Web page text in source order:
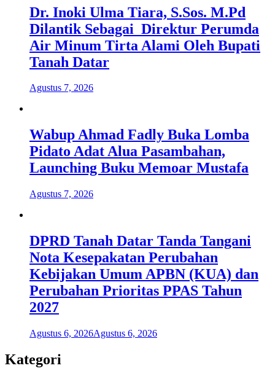
Dr. Inoki Ulma Tiara, S.Sos. M.Pd
Dilantik Sebagai Direktur Perumda
Air Minum Tirta Alami Oleh Bupati
Tanah Datar
Agustus 7, 2026
Wabup Ahmad Fadly Buka Lomba
Pidato Adat Alua Pasambahan,
Launching Buku Memoar Mustafa
Agustus 7, 2026
DPRD Tanah Datar Tanda Tangani
Nota Kesepakatan Perubahan
Kebijakan Umum APBN (KUA) dan
Perubahan Prioritas PPAS Tahun
2027
Agustus 6, 2026Agustus 6, 2026
Kategori